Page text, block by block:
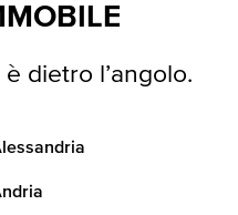
dietro l’angolo.